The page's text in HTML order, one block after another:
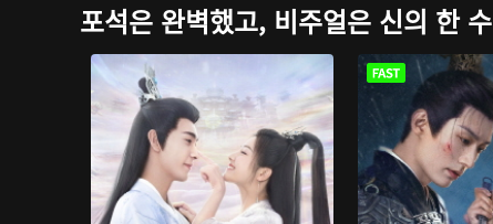
포석은 완벽했고, 비주얼은 신의 한 수